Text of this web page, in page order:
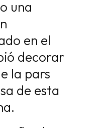
una
en el
decorar
la pars
de esta